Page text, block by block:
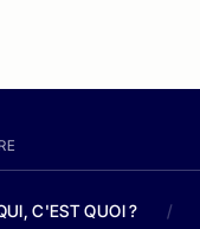
C'EST QUOI ? /